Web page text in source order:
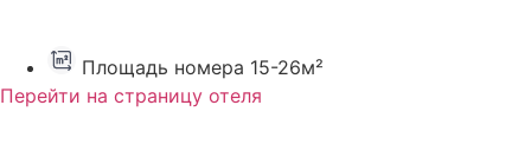
Площадь номера 15-26м²
Перейти на страницу отеля